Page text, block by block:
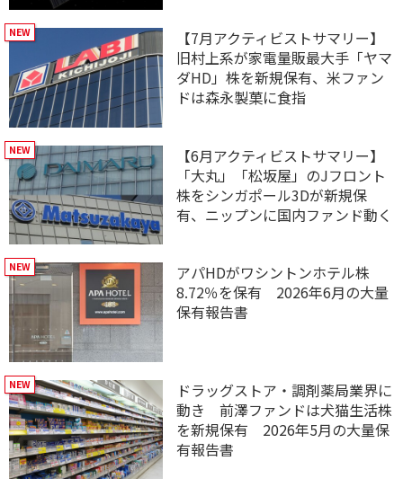
【7月アクティビストサマリー】
旧村上系が家電量販最大手「ヤマ
ダHD」株を新規保有、米ファン
ドは森永製菓に食指
【6月アクティビストサマリー】
「大丸」「松坂屋」のJフロント
株をシンガポール3Dが新規保
有、ニップンに国内ファンド動く
アパHDがワシントンホテル株
8.72％を保有 2026年6月の大量
保有報告書
ドラッグストア・調剤薬局業界に
動き 前澤ファンドは犬猫生活株
を新規保有 2026年5月の大量保
有報告書